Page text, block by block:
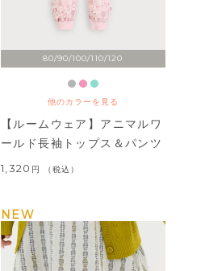
80/90/100/110/120
他のカラーを見る
【ルームウェア】アニマルワ
ールド長袖トップス＆パンツ
1,320 税込
NEW